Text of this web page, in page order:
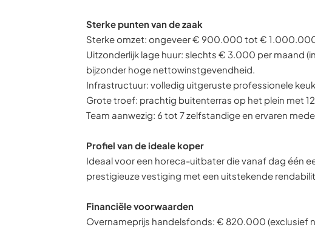
Sterke punten van de zaak
Sterke omzet: ongeveer € 900.000 tot €
Uitzonderlijk lage huur: slechts € 3.000 per maand
bijzonder hoge nettowinstgevendheid.
Infrastructuur: volledig uitgeruste professionele
Grote troef: prachtig buitenterras op het plein met
Team aanwezig: 6 tot 7 zelfstandige en ervaren
Profiel van de ideale koper
Ideaal voor een horeca-uitbater die vanaf dag één
prestigieuze vestiging met een uitstekende
Financiële voorwaarden
Overnameprijs handelsfonds: € 820.000 (exclusief